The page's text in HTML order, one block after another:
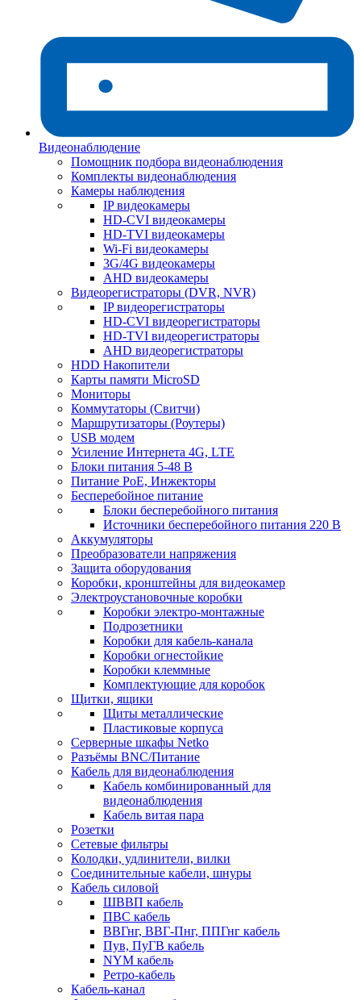
Видеонаблюдение
Помощник подбора видеонаблюдения
Комплекты видеонаблюдения
Камеры наблюдения
IP видеокамеры
HD-CVI видеокамеры
HD-TVI видеокамеры
Wi-Fi видеокамеры
3G/4G видеокамеры
AHD видеокамеры
Видеорегистраторы (DVR, NVR)
IP видеорегистраторы
HD-CVI видеорегистраторы
HD-TVI видеорегистраторы
AHD видеорегистраторы
HDD Накопители
Карты памяти MicroSD
Мониторы
Коммутаторы (Свитчи)
Маршрутизаторы (Роутеры)
USB модем
Усиление Интернета 4G, LTE
Блоки питания 5-48 В
Питание PoE, Инжекторы
Бесперебойное питание
Блоки бесперебойного питания
Источники бесперебойного питания 220 В
Аккумуляторы
Преобразователи напряжения
Защита оборудования
Коробки, кронштейны для видеокамер
Электроустановочные коробки
Коробки электро-монтажные
Подрозетники
Коробки для кабель-канала
Коробки огнестойкие
Коробки клеммные
Комплектующие для коробок
Щитки, ящики
Щиты металлические
Пластиковые корпуса
Серверные шкафы Netko
Разъёмы BNC/Питание
Кабель для видеонаблюдения
Кабель комбинированный для
видеонаблюдения
Кабель витая пара
Розетки
Сетевые фильтры
Колодки, удлинители, вилки
Соединительные кабели, шнуры
Кабель силовой
ШВВП кабель
ПВС кабель
ВВГнг, ВВГ-Пнг, ППГнг кабель
Пув, ПуГВ кабель
NYM кабель
Ретро-кабель
Кабель-канал